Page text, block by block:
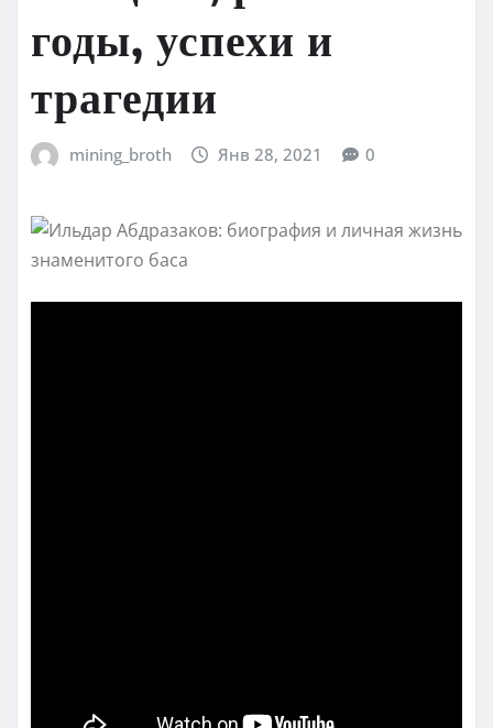
годы, успехи и
трагедии
mining_broth Янв 28, 2021 0